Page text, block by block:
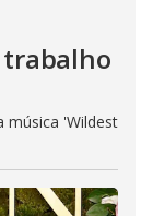
música 'Wildest